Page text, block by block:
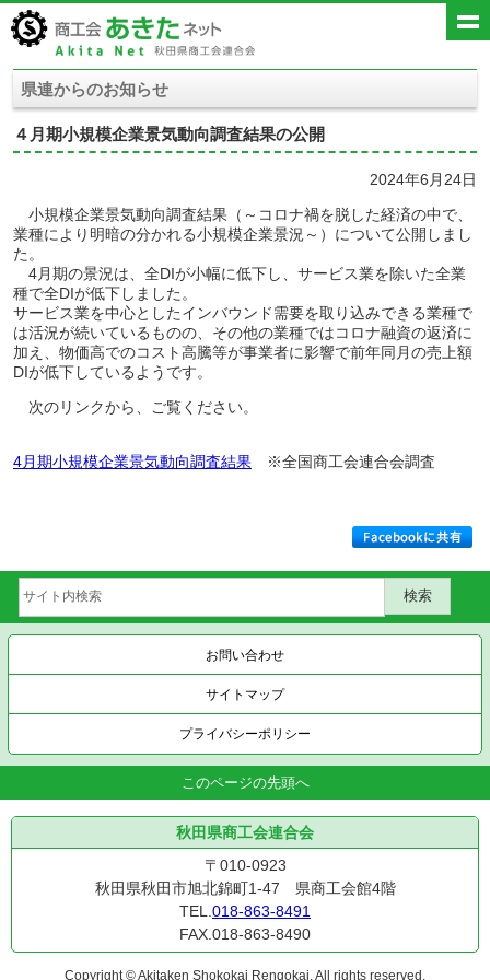
県連からのお知らせ
４月期小規模企業景気動向調査結果の公開
2024年6月24日
小規模企業景気動向調査結果（～コロナ禍を脱した経済の中で、
業種により明暗の分かれる小規模企業景況～）について公開しまし
た。
4月期の景況は、全DIが小幅に低下し、サービス業を除いた全業
種で全DIが低下しました。
サービス業を中心としたインバウンド需要を取り込みできる業種で
は活況が続いているものの、その他の業種ではコロナ融資の返済に
加え、物価高でのコスト高騰等が事業者に影響で前年同月の売上額
DIが低下しているようです。
次のリンクから、ご覧ください。
4月期小規模企業景気動向調査結果 ※全国商工会連合会調査
お問い合わせ
サイトマップ
プライバシーポリシー
このページの先頭へ
秋田県商工会連合会
〒010-0923
秋田県秋田市旭北錦町1-47 県商工会館4階
TEL.018-863-8491
FAX.018-863-8490
Copyright © Akitaken Shokokai Rengokai. All rights reserved.